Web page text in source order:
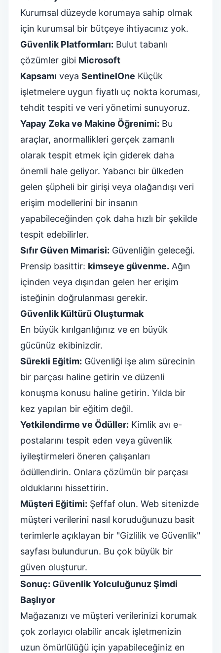
Kurumsal düzeyde korumaya sahip olmak
için kurumsal bir bütçeye ihtiyacınız yok.
Güvenlik Platformları: Bulut tabanlı
çözümler gibi Microsoft
Kapsamı veya SentinelOne Küçük
işletmelere uygun fiyatlı uç nokta koruması,
tehdit tespiti ve veri yönetimi sunuyoruz.
Yapay Zeka ve Makine Öğrenimi: Bu
araçlar, anormallikleri gerçek zamanlı
olarak tespit etmek için giderek daha
önemli hale geliyor. Yabancı bir ülkeden
gelen şüpheli bir girişi veya olağandışı veri
erişim modellerini bir insanın
yapabileceğinden çok daha hızlı bir şekilde
tespit edebilirler.
Sıfır Güven Mimarisi: Güvenliğin geleceği.
Prensip basittir: kimseye güvenme. Ağın
içinden veya dışından gelen her erişim
isteğinin doğrulanması gerekir.
Güvenlik Kültürü Oluşturmak
En büyük kırılganlığınız ve en büyük
gücünüz ekibinizdir.
Sürekli Eğitim: Güvenliği işe alım sürecinin
bir parçası haline getirin ve düzenli
konuşma konusu haline getirin. Yılda bir
kez yapılan bir eğitim değil.
Yetkilendirme ve Ödüller: Kimlik avı e-
postalarını tespit eden veya güvenlik
iyileştirmeleri öneren çalışanları
ödüllendirin. Onlara çözümün bir parçası
olduklarını hissettirin.
Müşteri Eğitimi: Şeffaf olun. Web sitenizde
müşteri verilerini nasıl koruduğunuzu basit
terimlerle açıklayan bir "Gizlilik ve Güvenlik"
sayfası bulundurun. Bu çok büyük bir
güven oluşturur.
Sonuç: Güvenlik Yolculuğunuz Şimdi
Başlıyor
Mağazanızı ve müşteri verilerinizi korumak
çok zorlayıcı olabilir ancak işletmenizin
uzun ömürlülüğü için yapabileceğiniz en